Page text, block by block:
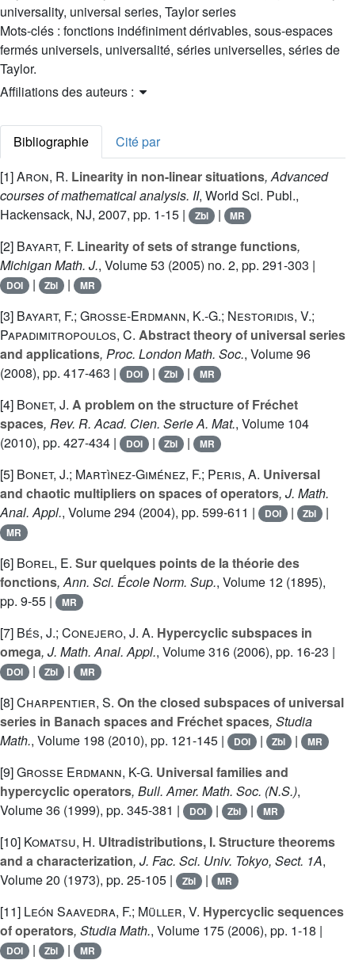
universality, universal series, Taylor series
Mots-clés : fonctions indéfiniment dérivables, sous-espaces
fermés universels, universalité, séries universelles, séries de
Taylor.
Affiliations des auteurs :
Bibliographie
Cité par
[1]Aron, R. Linearity in non-linear situations, Advanced
courses of mathematical analysis. II, World Sci. Publ.,
Hackensack, NJ, 2007, pp. 1-15 |
Zbl | MR
[2] Bayart, F. Linearity of sets of strange functions,
Michigan Math. J., Volume 53 (2005) no. 2, pp. 291-303 |
DOI | Zbl | MR
[3] Bayart, F.; Grosse-Erdmann, K.-G.; Nestoridis, V.;
Papadimitropoulos, C. Abstract theory of universal series
and applications, Proc. London Math. Soc., Volume 96
(2008), pp. 417-463 |
DOI | Zbl | MR
[4] Bonet, J. A problem on the structure of Fréchet
spaces, Rev. R. Acad. Cien. Serie A. Mat., Volume 104
(2010), pp. 427-434 |
DOI | Zbl | MR
[5] Bonet, J.; Martìnez-Giménez, F.; Peris, A. Universal
and chaotic multipliers on spaces of operators, J. Math.
Anal. Appl., Volume 294 (2004), pp. 599-611 | DOI | Zbl |
MR
[6] Borel, E. Sur quelques points de la théorie des
fonctions, Ann. Sci. École Norm. Sup., Volume 12 (1895),
pp. 9-55 |
MR
[7] Bés, J.; Conejero, J. A. Hypercyclic subspaces in
omega, J. Math. Anal. Appl., Volume 316 (2006), pp. 16-23 |
DOI | Zbl | MR
[8]Charpentier, S. On the closed subspaces of universal
series in Banach spaces and Fréchet spaces, Studia
Math., Volume 198 (2010), pp. 121-145 | DOI | Zbl | MR
[9]Grosse Erdmann, K-G. Universal families and
hypercyclic operators, Bull. Amer. Math. Soc. (N.S.),
Volume 36 (1999), pp. 345-381 | DOI | Zbl | MR
[10] Komatsu, H. Ultradistributions, I. Structure theorems
and a characterization, J. Fac. Sci. Univ. Tokyo, Sect. 1A,
Volume 20 (1973), pp. 25-105 | Zbl | MR
[11] León Saavedra, F.; Müller, V. Hypercyclic sequences
of operators, Studia Math., Volume 175 (2006), pp. 1-18 |
DOI | Zbl | MR